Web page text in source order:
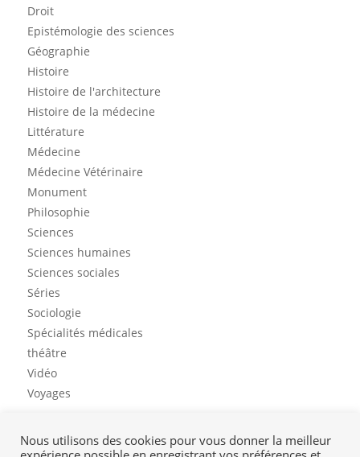
Droit
Epistémologie des sciences
Géographie
Histoire
Histoire de l'architecture
Histoire de la médecine
Littérature
Médecine
Médecine Vétérinaire
Monument
Philosophie
Sciences
Sciences humaines
Sciences sociales
Séries
Sociologie
Spécialités médicales
théâtre
Vidéo
Voyages
Nous utilisons des cookies pour vous donner la meilleur